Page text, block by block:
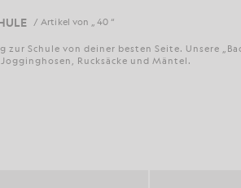
/ Artikel von „ 40 “
zur Schule von deiner besten Seite. Unsere
Rucksäcke und Mäntel.